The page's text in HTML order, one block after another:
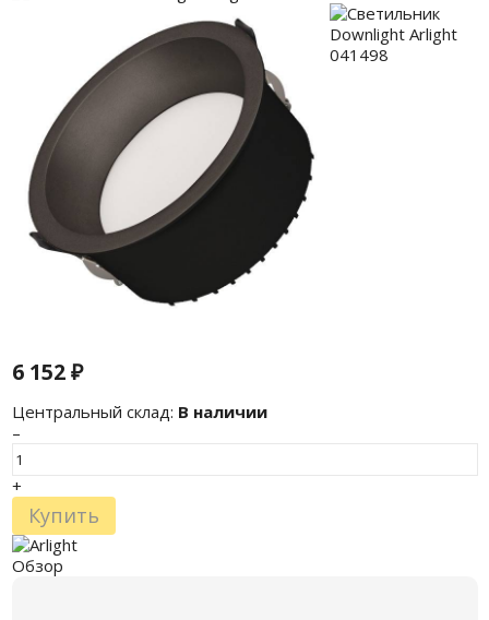
6 152₽
Центральный склад: В наличии
–
+
Купить
Обзор